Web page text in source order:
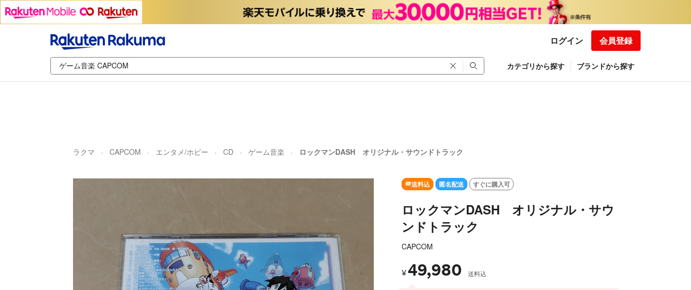
ログイン 会員登録
カテゴリから探す ブランドから探す
ラクマ CAPCOM エンタメ/ホビー CD ゲーム音楽 ロックマンDASH オリジナル・サウンドトラック
送料込 匿名配送 すぐに購入可
ロックマンDASH オリジナル・サウ
ンドトラック
CAPCOM
¥49,980 送料込